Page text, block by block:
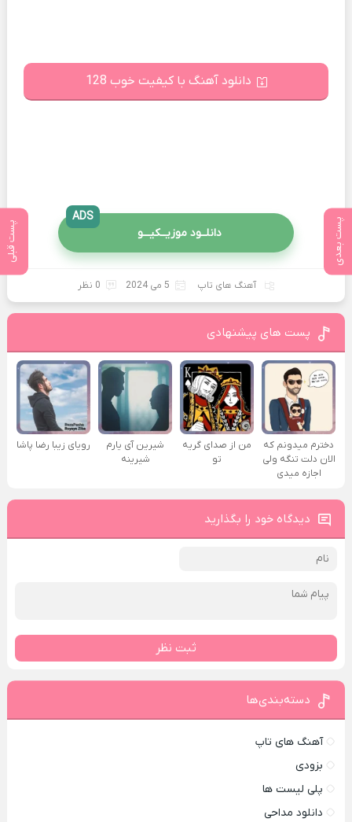
پست بعدی پست قبلی
دانلود آهنگ با کیفیت خوب 128
دانلــود موزیــکیـــو
ADS
آهنگ های تاپ 5 می 2024 0 نظر
پست های پیشنهادی
دخترم میدونم که
الان دلت تنگه ولی
اجازه میدی
من از صدای گريه
تو
شیرین آی یارم
شیرینه
رویای زیبا رضا پاشا
دیدگاه خود را بگذارید
ثبت نظر
دسته‌بندی‌ها
آهنگ های تاپ
بزودی
پلی لیست ها
دانلود مداحی